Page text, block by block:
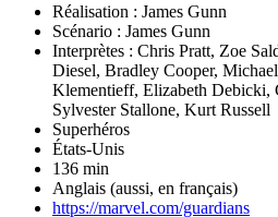
Réalisation : James Gunn
Scénario : James Gunn
Interprètes : Chris Pratt, Zoe
Diesel, Bradley Cooper,
Klementieff, Elizabeth Debicki,
Sylvester Stallone, Kurt Russell
Superhéros
États-Unis
136 min
Anglais (aussi, en français)
https://marvel.com/guardians